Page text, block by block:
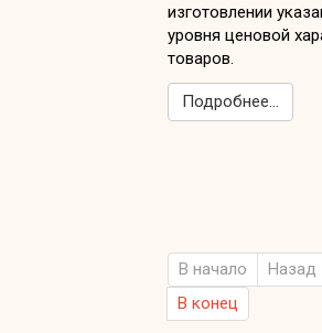
изготовлении
уровня ценовой
товаров.
Подробнее...
В начало
Назад
В конец